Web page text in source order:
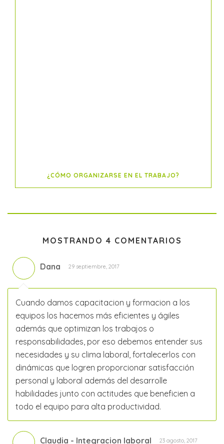
¿CÓMO ORGANIZARSE EN EL TRABAJO?
MOSTRANDO 4 COMENTARIOS
Dana 29 septiembre, 2017
Cuando damos capacitacion y formacion a los
equipos los hacemos más eficientes y ágiles
además que optimizan los trabajos o
responsabilidades, por eso debemos entender sus
necesidades y su clima laboral, fortalecerlos con
dinámicas que logren proporcionar satisfacción
personal y laboral además del desarrolle
habilidades junto con actitudes que beneficien a
todo el equipo para alta productividad.
Claudia - Integracion laboral 23 agosto, 2017